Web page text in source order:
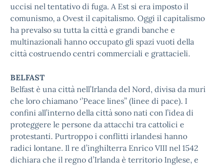
uccisi nel tentativo di fuga. A Est si era imposto il
comunismo, a Ovest il capitalismo. Oggi il capitalismo
ha prevalso su tutta la città e grandi banche e
multinazionali hanno occupato gli spazi vuoti della
città costruendo centri commerciali e grattacieli.
BELFAST
Belfast è una città nell’Irlanda del Nord, divisa da muri
che loro chiamano ‘’Peace lines’’ (linee di pace). I
confini all’interno della città sono nati con l’idea di
proteggere le persone da attacchi tra cattolici e
protestanti. Purtroppo i conflitti irlandesi hanno
radici lontane. Il re d’inghilterra Enrico VIII nel 1542
dichiara che il regno d’Irlanda è territorio Inglese, e